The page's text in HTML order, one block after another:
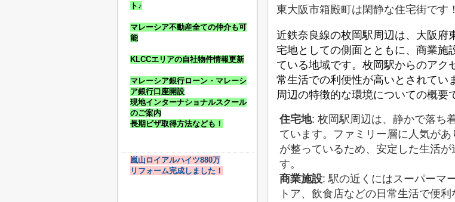
東大阪市箱殿町は閑静な住宅街です
近鉄奈良線の枚岡駅周辺は、大阪府
宅地としての側面とともに、商業施
ている地域です。枚岡駅からのアク
常生活での利便性が高いとされてい
周辺の特徴的な環境についての概要
住宅地: 枚岡駅周辺は、静かで落ち
ています。ファミリー層に人気が
が整っているため、安定した生活が
す。
商業施設: 駅の近くにはスーパーマ
トア、飲食店などの日常生活で便
ト♪
マレーシア不動産全ての仲介も可
能
KLCCエリアの自社物件情報更新
マレーシア銀行ローン・マレーシ
ア銀行口座開設
現地インターナショナルスクール
のご案内
長期ビザ取得方法なども！
嵐山ロイアルハイツ880万
リフォーム完成しました！